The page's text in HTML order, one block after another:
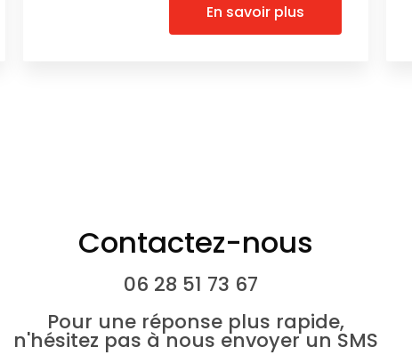
En savoir plus
Contactez-nous
06 28 51 73 67
Pour une réponse plus rapide,
n'hésitez pas à nous envoyer un SMS